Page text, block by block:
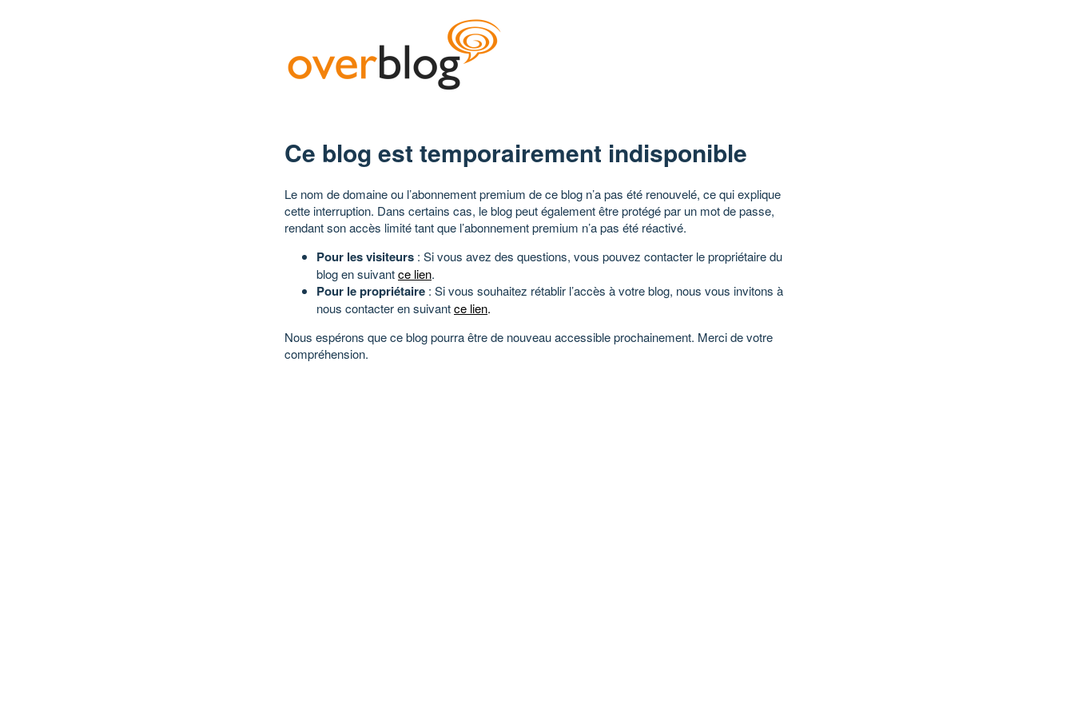
Ce blog est temporairement indisponible
Le nom de domaine ou l’abonnement premium de ce blog n’a pas été renouvelé, ce qui explique
cette interruption. Dans certains cas, le blog peut également être protégé par un mot de passe,
rendant son accès limité tant que l’abonnement premium n’a pas été réactivé.
Pour les visiteurs : Si vous avez des questions, vous pouvez contacter le propriétaire du
blog en suivantce lien.
Pour le propriétaire : Si vous souhaitez rétablir l’accès à votre blog, nous vous invitons à
nous contacter en suivantce lien.
Nous espérons que ce blog pourra être de nouveau accessible prochainement. Merci de votre
compréhension.